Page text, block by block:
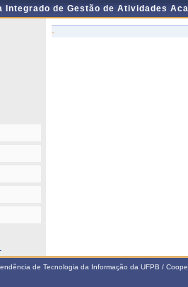
Integrado de Gestão de Atividades
-
de Tecnologia da Informação da UFPB /